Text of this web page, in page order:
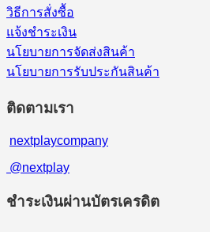
วิธีการสั่งซื้อ
แจ้งชำระเงิน
นโยบายการจัดส่งสินค้า
นโยบายการรับประกันสินค้า
ติดตามเรา
nextplaycompany
@nextplay
ชำระเงินผ่านบัตรเครดิต